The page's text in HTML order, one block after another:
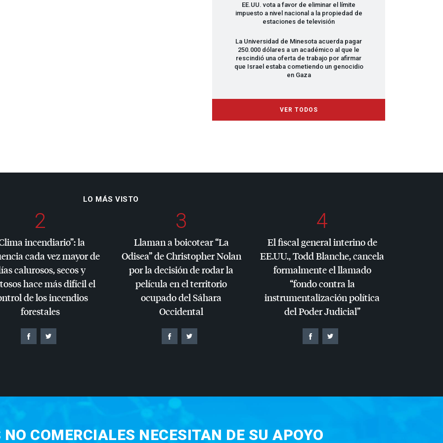
EE.UU. vota a favor de eliminar el límite
impuesto a nivel nacional a la propiedad de
estaciones de televisión
La Universidad de Minesota acuerda pagar
250.000 dólares a un académico al que le
rescindió una oferta de trabajo por afirmar
que Israel estaba cometiendo un genocidio
en Gaza
VER TODOS
LO MÁS VISTO
2
incendiario”: la
cada vez mayor de
calurosos, secos y
hace más difícil el
de los incendios
forestales
3
Llaman a boicotear “La
Odisea” de Christopher Nolan
por la decisión de rodar la
película en el territorio
ocupado del Sáhara
Occidental
4
El fiscal general interino de
EE.UU., Todd Blanche, cancela
formalmente el llamado
“fondo contra la
instrumentalización política
del Poder Judicial”
COMERCIALES NECESITAN DE SU APOYO